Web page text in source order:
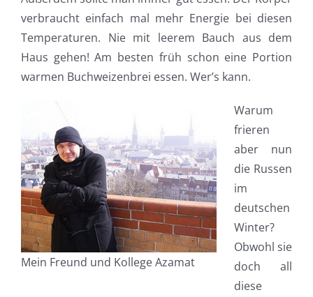
verbraucht einfach mal mehr Energie bei diesen
Temperaturen. Nie mit leerem Bauch aus dem
Haus gehen! Am besten früh schon eine Portion
warmen Buchweizenbrei essen. Wer’s kann.
Mein Freund und Kollege Azamat
Warum
frieren
aber nun
die Russen
im
deutschen
Winter?
Obwohl sie
doch all
diese